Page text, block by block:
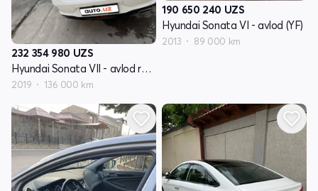
232 354 980 UZS
Hyundai Sonata VII - avlod restayling (LF)
2019 136 000 km
190 650 240 UZS
Hyundai Sonata VI - avlod (YF)
2013 89 000 km